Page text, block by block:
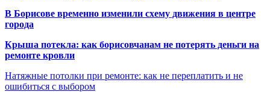
В Борисове временно изменили схему движения в центре
города
Крыша потекла: как борисовчанам не потерять деньги на
ремонте кровли
Натяжные потолки при ремонте: как не переплатить и не
ошибиться с выбором